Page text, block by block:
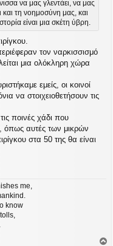
να μας γλεντάει, να μας
και τη νοημοσύνη μας, και
είναι μια σκέτη ύβρη.
τον ναρκισσισμό
μια ολόκληρη χώρα
εμείς, οι κοινοί
να στοιχειοθετήσουν τις
ποινές χάδι που
όπως αυτές των μικρών
στα 50 της θα είναι
me,
know